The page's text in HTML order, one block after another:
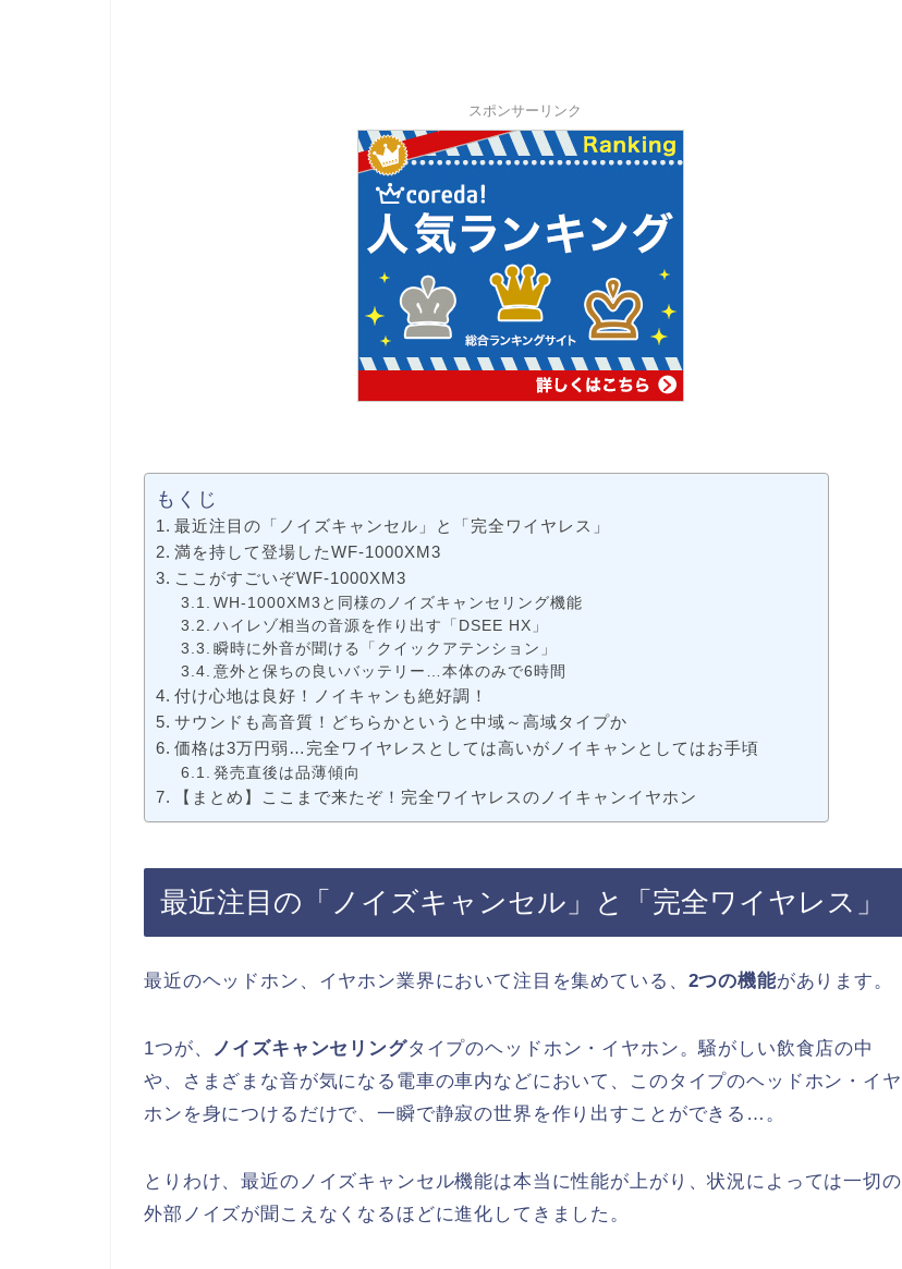
スポンサーリンク
もくじ
最近注目の「ノイズキャンセル」と「完全ワイヤレス」
満を持して登場したWF-1000XM3
ここがすごいぞWF-1000XM3
WH-1000XM3と同様のノイズキャンセリング機能
ハイレゾ相当の音源を作り出す「DSEE HX」
瞬時に外音が聞ける「クイックアテンション」
意外と保ちの良いバッテリー…本体のみで6時間
付け心地は良好！ノイキャンも絶好調！
サウンドも高音質！どちらかというと中域～高域タイプか
価格は3万円弱…完全ワイヤレスとしては高いがノイキャンとしてはお手頃
発売直後は品薄傾向
【まとめ】ここまで来たぞ！完全ワイヤレスのノイキャンイヤホン
最近注目の「ノイズキャンセル」と「完全ワイヤレス」
最近のヘッドホン、イヤホン業界において注目を集めている、 2つの機能があります。
1つが、 ノイズキャンセリングタイプのヘッドホン・イヤホン。騒がしい飲食店の中
や、さまざまな音が気になる電車の車内などにおいて、このタイプのヘッドホン・イヤ
ホンを身につけるだけで、一瞬で静寂の世界を作り出すことができる…。
とりわけ、最近のノイズキャンセル機能は本当に性能が上がり、状況によっては一切の
外部ノイズが聞こえなくなるほどに進化してきました。